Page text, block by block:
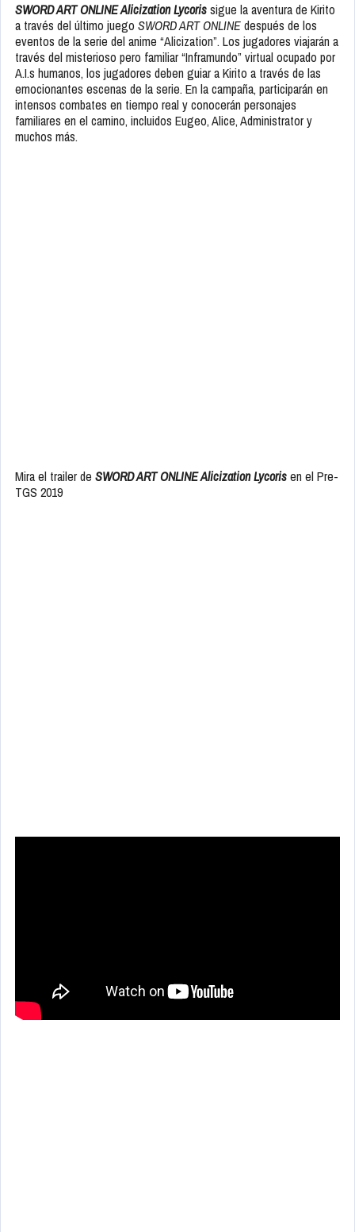
SWORD ART ONLINE Alicization Lycorissigue la aventura de Kirito
a través del último juego SWORD ART ONLINEdespués de los
eventos de la serie del anime “Alicization”. Los jugadores viajarán a
través del misterioso pero familiar “Inframundo” virtual ocupado por
A.I.s humanos, los jugadores deben guiar a Kirito a través de las
emocionantes escenas de la serie. En la campaña, participarán en
intensos combates en tiempo real y conocerán personajes
familiares en el camino, incluidos Eugeo, Alice, Administrator y
muchos más.
Mira el trailer de SWORD ART ONLINE Alicization Lycorisen el Pre-
TGS 2019